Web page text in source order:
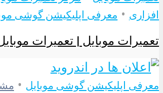
افزاری • معرفی اپلیکیشن گوشی
تعمیرات موبایل | تعمیرات موبایل ۲۴ ساعته تهران +
معرفی اپلیکیشن گوشی موبایل •